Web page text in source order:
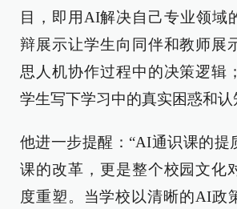
目，即用AI解决自己专业领域
辩展示让学生向同伴和教师展
思人机协作过程中的决策逻辑
学生写下学习中的真实困惑和认
他进一步提醒：“AI通识课的提
课的改革，更是整个校园文化
度重塑。当学校以清晰的AI政